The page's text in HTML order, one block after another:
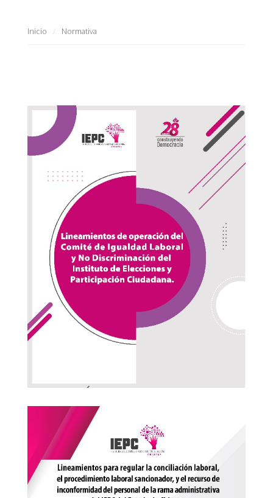
Inicio Normativa